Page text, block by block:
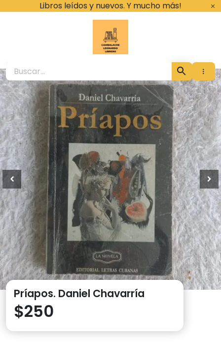
Libros leídos y nuevos. Y mucho más!
Cambalache
Príapos. Daniel Chavarría
$250